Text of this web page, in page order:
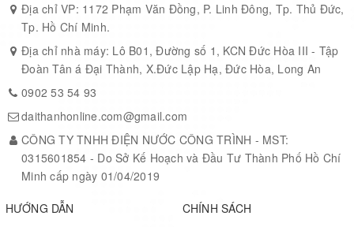
Địa chỉ VP: 1172 Phạm Văn Đồng, P. Linh Đông, Tp. Thủ Đức,
Tp. Hồ Chí Minh.
Địa chỉ nhà máy: Lô B01, Đường số 1, KCN Đức Hòa III - Tập
Đoàn Tân á Đại Thành, X.Đức Lập Hạ, Đức Hòa, Long An
0902 53 54 93
daithanhonline.com@gmail.com
CÔNG TY TNHH ĐIỆN NƯỚC CÔNG TRÌNH - MST:
0315601854 - Do Sở Kế Hoạch và Đầu Tư Thành Phố Hồ Chí
Minh cấp ngày 01/04/2019
HƯỚNG DẪN
CHÍNH SÁCH